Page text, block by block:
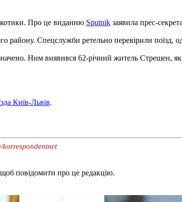
Про це виданню Sputnik заявила прес-
району. Спецслужби ретельно перевірили поїзд,
Ним виявився 62-річний житель Стрешен,
Київ-Львів.
korrespondentnet
повідомити про це редакцію.